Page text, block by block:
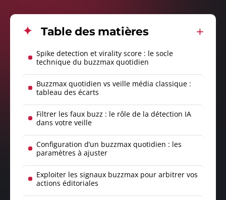
Table des matières
Spike detection et virality score : le socle
technique du buzzmax quotidien
Buzzmax quotidien vs veille média classique :
tableau des écarts
Filtrer les faux buzz : le rôle de la détection IA
dans votre veille
Configuration d’un buzzmax quotidien : les
paramètres à ajuster
Exploiter les signaux buzzmax pour arbitrer vos
actions éditoriales